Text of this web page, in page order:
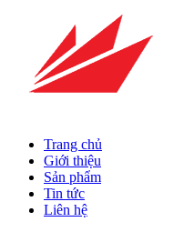
Trang chủ
Giới thiệu
Sản phẩm
Tin tức
Liên hệ